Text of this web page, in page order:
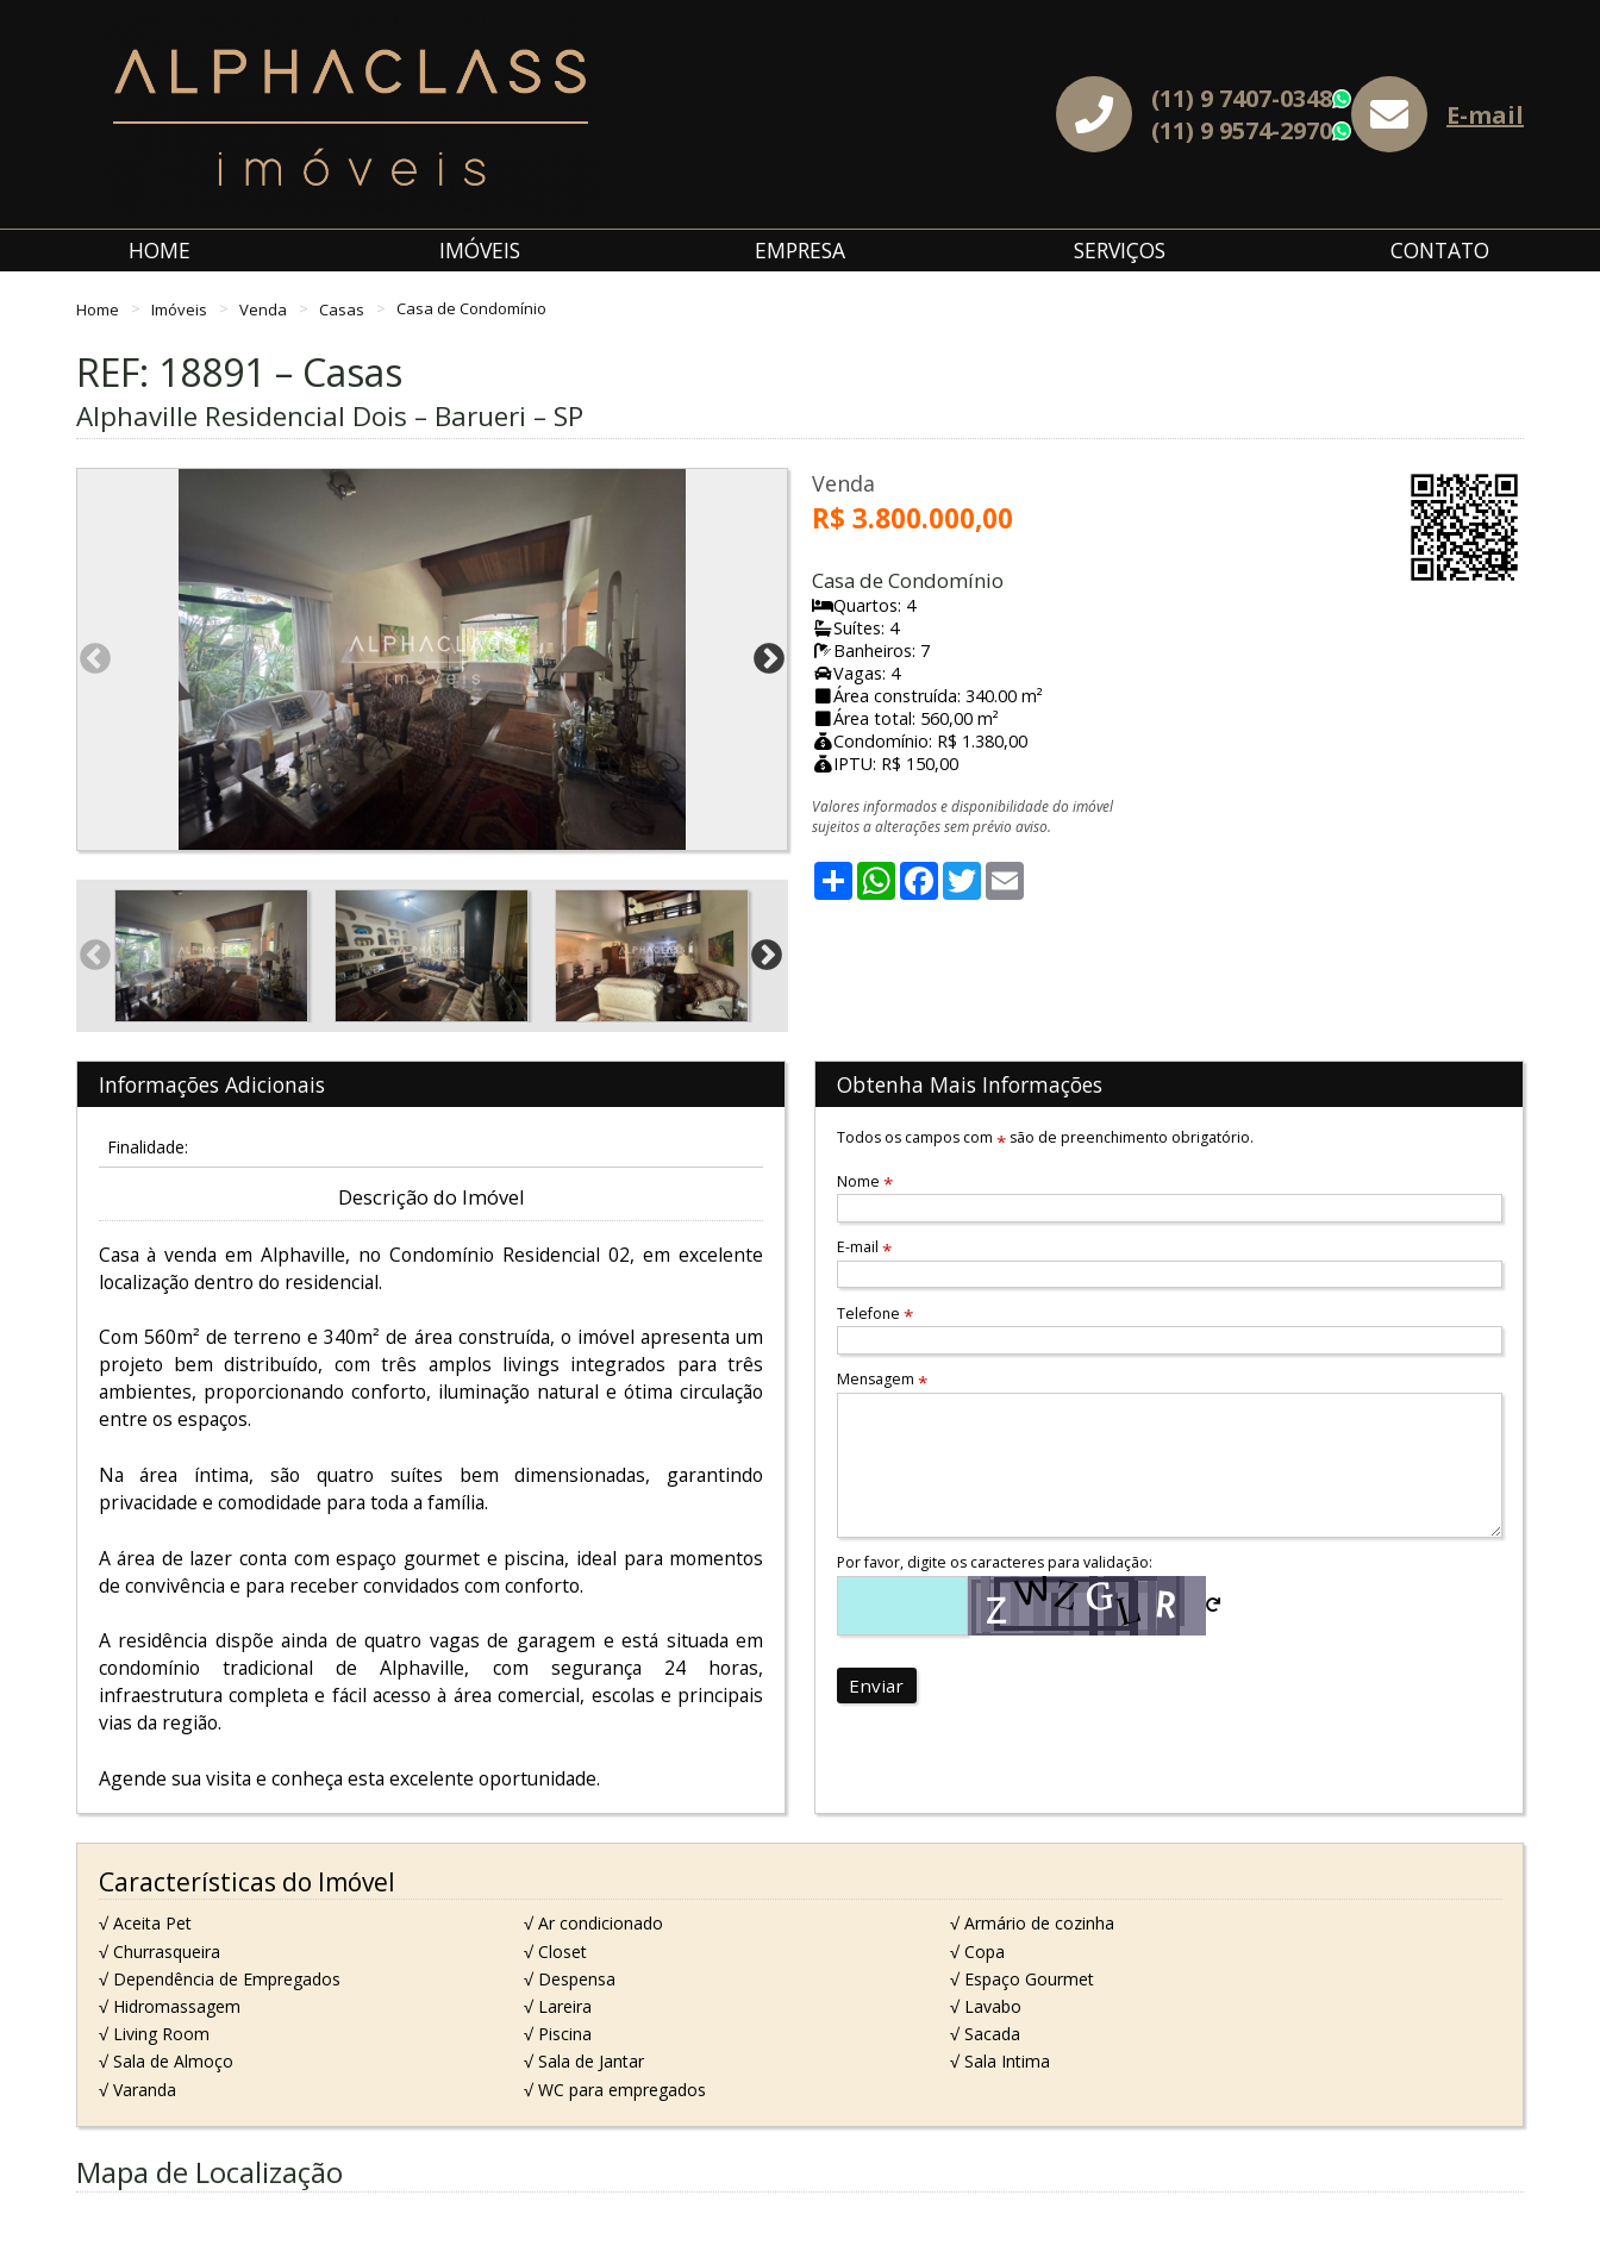
(11) 9 7407-0348 WhatsApp
(11) 9 9574-2970 WhatsApp
E-mail
HOME IMÓVEIS EMPRESA SERVIÇOS CONTATO
Home Imóveis Venda Casas Casa de Condomínio
REF: 18891 – Casas
Alphaville Residencial Dois – Barueri – SP
Venda
R$ 3.800.000,00
Casa de Condomínio
Quartos: 4
Suítes: 4
Banheiros: 7
Vagas: 4
Área construída: 340.00 m²
Área total: 560,00 m²
Condomínio: R$ 1.380,00
IPTU: R$ 150,00
Valores informados e disponibilidade do imóvel
sujeitos a alterações sem prévio aviso.
ShareWhatsApp
Facebook
Twitter
Informações Adicionais
Finalidade:
Descrição do Imóvel
Casa à venda em Alphaville, no Condomínio Residencial 02, em excelente
localização dentro do residencial.
Com 560m² de terreno e 340m² de área construída, o imóvel apresenta um
projeto bem distribuído, com três amplos livings integrados para três
ambientes, proporcionando conforto, iluminação natural e ótima circulação
entre os espaços.
Na área íntima, são quatro suítes bem dimensionadas, garantindo
privacidade e comodidade para toda a família.
A área de lazer conta com espaço gourmet e piscina, ideal para momentos
de convivência e para receber convidados com conforto.
A residência dispõe ainda de quatro vagas de garagem e está situada em
condomínio tradicional de Alphaville, com segurança 24 horas,
infraestrutura completa e fácil acesso à área comercial, escolas e principais
vias da região.
Agende sua visita e conheça esta excelente oportunidade.
Obtenha Mais Informações
Todos os campos com *são de preenchimento obrigatório.
Nome *
E-mail *
Telefone *
Mensagem *
Por favor, digite os caracteres para validação:
Enviar
Características do Imóvel
√ Aceita Pet √ Ar condicionado
√ Armário de cozinha
√ Churrasqueira
√ Closet
√ Copa
√ Dependência de Empregados
√ Despensa
√ Espaço Gourmet
√ Hidromassagem
√ Lareira
√ Lavabo
√ Living Room
√ Piscina
√ Sacada
√ Sala de Almoço
√ Sala de Jantar
√ Sala Intima
√ Varanda
√ WC para empregados
Mapa de Localização